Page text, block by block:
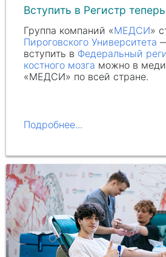
Вступить в Регистр
Группа компаний «МЕДСИ»
Пироговского Университета
вступить в Федеральный
костного мозга можно в
«МЕДСИ» по всей стране.
Подробнее...